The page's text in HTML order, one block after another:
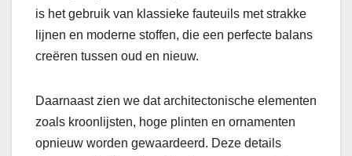
is het gebruik van klassieke fauteuils met strakke
lijnen en moderne stoffen, die een perfecte balans
creëren tussen oud en nieuw.
Daarnaast zien we dat architectonische elementen
zoals kroonlijsten, hoge plinten en ornamenten
opnieuw worden gewaardeerd. Deze details